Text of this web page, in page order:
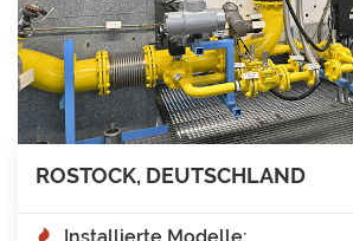
ROSTOCK, DEUTSCHLAND
Installierte Modelle: